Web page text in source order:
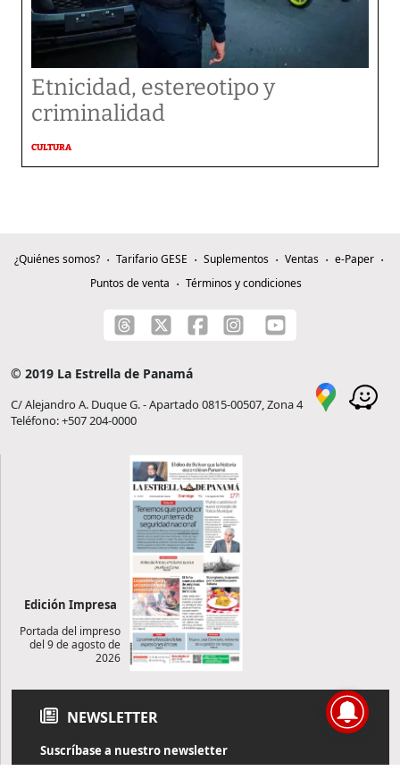
Etnicidad, estereotipo y
criminalidad
CULTURA
¿Quiénes somos? Tarifario GESE Suplementos Ventas
e-Paper
Puntos de venta
Términos y condiciones
© 2019 La Estrella de Panamá
C/ Alejandro A. Duque G. - Apartado 0815-00507, Zona 4
Teléfono: +507 204-0000
Edición Impresa
Portada del impreso
del 9 de agosto de
2026
NEWSLETTER
Suscríbase a nuestro newsletter